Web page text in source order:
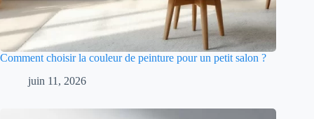
Comment choisir la couleur de peinture pour un petit salon ?
juin 11, 2026